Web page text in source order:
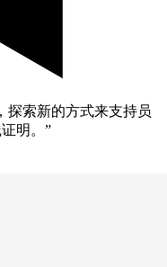
探索新的方式来支持员
明。”